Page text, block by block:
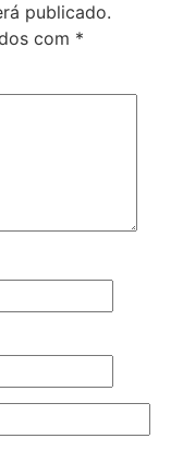
publicado.
com *